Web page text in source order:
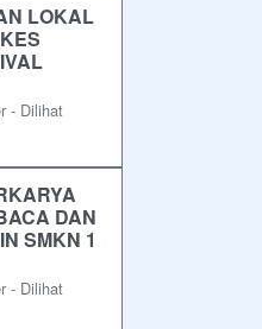
LOKAL
- Dilihat
DAN
SMKN 1
- Dilihat